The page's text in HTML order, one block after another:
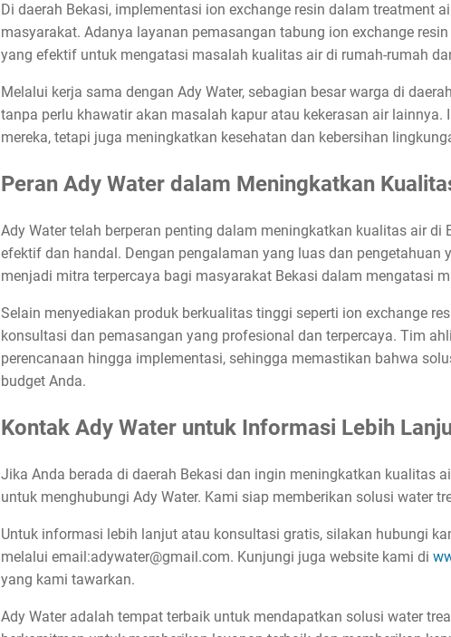
Di daerah Bekasi, implementasi ion exchange resin dalam treatment
masyarakat. Adanya layanan pemasangan tabung ion exchange
yang efektif untuk mengatasi masalah kualitas air di rumah-rumah
Melalui kerja sama dengan Ady Water, sebagian besar warga di
tanpa perlu khawatir akan masalah kapur atau kekerasan air
mereka, tetapi juga meningkatkan kesehatan dan kebersihan
Peran Ady Water dalam Meningkatkan
Ady Water telah berperan penting dalam meningkatkan kualitas air
efektif dan handal. Dengan pengalaman yang luas dan pengetahuan
menjadi mitra terpercaya bagi masyarakat Bekasi dalam mengatasi
Selain menyediakan produk berkualitas tinggi seperti ion exchange
konsultasi dan pemasangan yang profesional dan terpercaya. Tim
perencanaan hingga implementasi, sehingga memastikan bahwa
budget Anda.
Kontak Ady Water untuk Informasi Lebih
Jika Anda berada di daerah Bekasi dan ingin meningkatkan kualitas
untuk menghubungi Ady Water. Kami siap memberikan solusi water
Untuk informasi lebih lanjut atau konsultasi gratis, silakan hubungi
melalui email:adywater@gmail.com. Kunjungi juga website kami di
yang kami tawarkan.
Ady Water adalah tempat terbaik untuk mendapatkan solusi water